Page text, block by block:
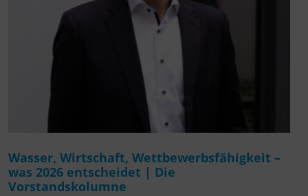
Wasser, Wirtschaft, Wettbewerbsfähigkeit –
was 2026 entscheidet | Die
Vorstandskolumne